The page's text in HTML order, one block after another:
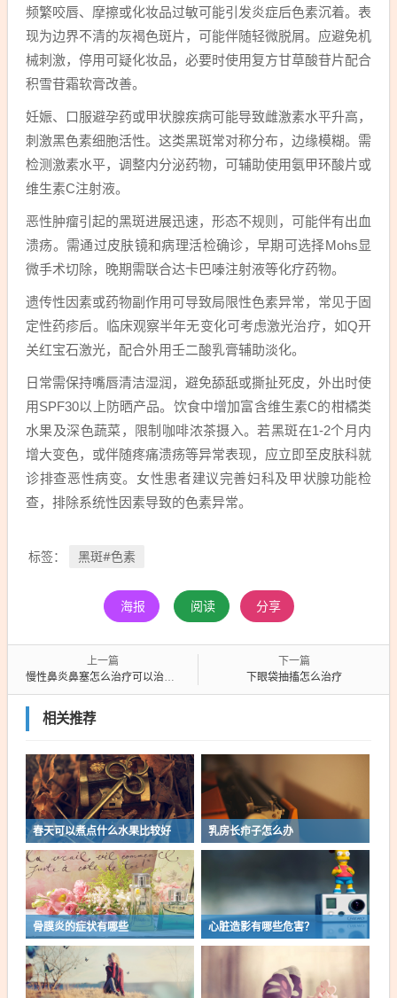
频繁咬唇、摩擦或化妆品过敏可能引发炎症后色素沉着。表
现为边界不清的灰褐色斑片，可能伴随轻微脱屑。应避免机
械刺激，停用可疑化妆品，必要时使用复方甘草酸苷片配合
积雪苷霜软膏改善。
妊娠、口服避孕药或甲状腺疾病可能导致雌激素水平升高，
刺激黑色素细胞活性。这类黑斑常对称分布，边缘模糊。需
检测激素水平，调整内分泌药物，可辅助使用氨甲环酸片或
维生素C注射液。
恶性肿瘤引起的黑斑进展迅速，形态不规则，可能伴有出血
溃疡。需通过皮肤镜和病理活检确诊，早期可选择Mohs显
微手术切除，晚期需联合达卡巴嗪注射液等化疗药物。
遗传性因素或药物副作用可导致局限性色素异常，常见于固
定性药疹后。临床观察半年无变化可考虑激光治疗，如Q开
关红宝石激光，配合外用壬二酸乳膏辅助淡化。
日常需保持嘴唇清洁湿润，避免舔舐或撕扯死皮，外出时使
用SPF30以上防晒产品。饮食中增加富含维生素C的柑橘类
水果及深色蔬菜，限制咖啡浓茶摄入。若黑斑在1-2个月内
增大变色，或伴随疼痛溃疡等异常表现，应立即至皮肤科就
诊排查恶性病变。女性患者建议完善妇科及甲状腺功能检
查，排除系统性因素导致的色素异常。
标签： 黑斑#色素
海报 阅读 分享
上一篇
慢性鼻炎鼻塞怎么治疗可以治愈吗
下一篇
下眼袋抽搐怎么治疗
相关推荐
春天可以煮点什么水果比较好 乳房长疖子怎么办
骨膜炎的症状有哪些 心脏造影有哪些危害？